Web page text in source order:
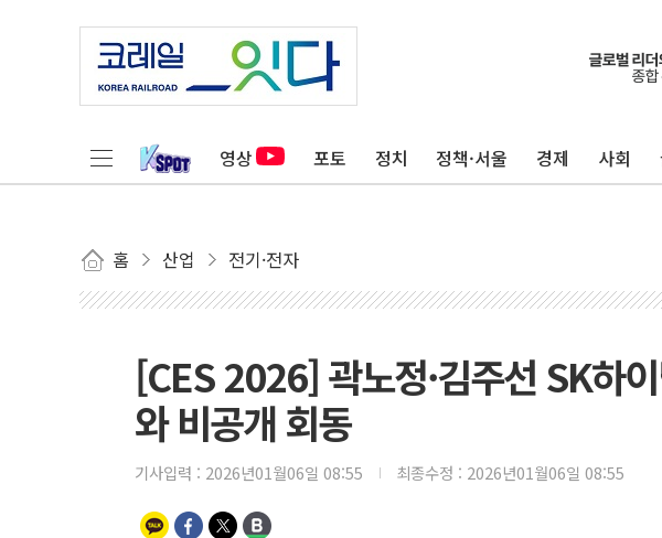
영상 포토 정치 정책·서울 경제 사회
홈 산업 전기·전자
[CES 2026] 곽노정·김주선 SK하
와 비공개 회동
기사입력 : 2026년01월06일 08:55 최종수정 : 2026년01월06일 08:55